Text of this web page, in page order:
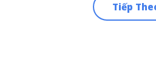
Tiếp